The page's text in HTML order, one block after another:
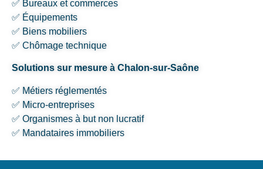
✅ Bureaux et commerces
✅ Équipements
✅ Biens mobiliers
✅ Chômage technique
Solutions sur mesure à Chalon-sur-Saône
✅ Métiers réglementés
✅ Micro-entreprises
✅ Organismes à but non lucratif
✅ Mandataires immobiliers